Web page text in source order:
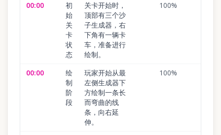
00:00
初
始
关
卡
状
态
关卡开始时，
顶部有三个沙
子生成器，右
下角有一辆卡
车，准备进行
绘制。
100%
00:00
绘
制
阶
段
玩家开始从最
左侧生成器下
方绘制一条长
而弯曲的线
条，向右延
伸。
100%